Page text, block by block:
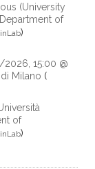
(University
of
)
15:00 @
Milano (
of
)